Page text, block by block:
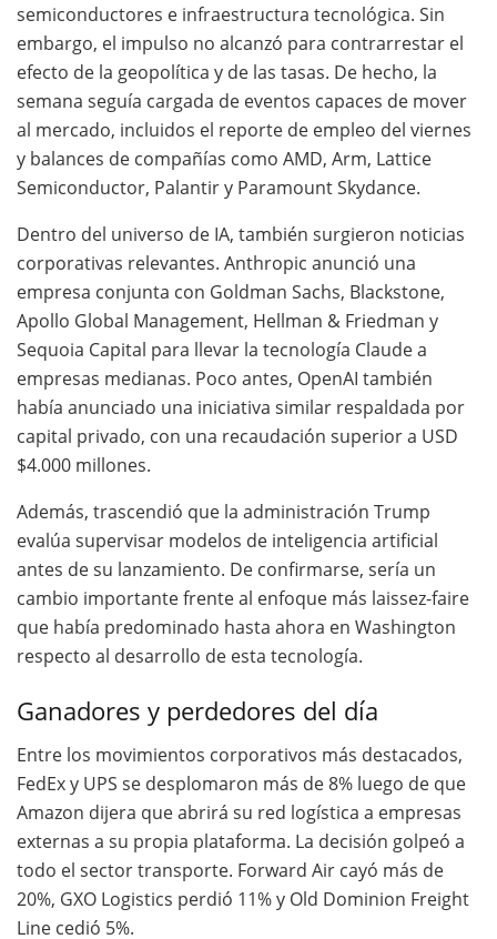
semiconductores e infraestructura tecnológica. Sin
embargo, el impulso no alcanzó para contrarrestar el
efecto de la geopolítica y de las tasas. De hecho, la
semana seguía cargada de eventos capaces de mover
al mercado, incluidos el reporte de empleo del viernes
y balances de compañías como AMD, Arm, Lattice
Semiconductor, Palantir y Paramount Skydance.
Dentro del universo de IA, también surgieron noticias
corporativas relevantes. Anthropic anunció una
empresa conjunta con Goldman Sachs, Blackstone,
Apollo Global Management, Hellman & Friedman y
Sequoia Capital para llevar la tecnología Claude a
empresas medianas. Poco antes, OpenAI también
había anunciado una iniciativa similar respaldada por
capital privado, con una recaudación superior a USD
$4.000 millones.
Además, trascendió que la administración Trump
evalúa supervisar modelos de inteligencia artificial
antes de su lanzamiento. De confirmarse, sería un
cambio importante frente al enfoque más laissez-faire
que había predominado hasta ahora en Washington
respecto al desarrollo de esta tecnología.
Ganadores y perdedores del día
Entre los movimientos corporativos más destacados,
FedEx y UPS se desplomaron más de 8% luego de que
Amazon dijera que abrirá su red logística a empresas
externas a su propia plataforma. La decisión golpeó a
todo el sector transporte. Forward Air cayó más de
20%, GXO Logistics perdió 11% y Old Dominion Freight
Line cedió 5%.